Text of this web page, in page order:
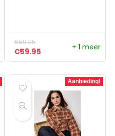
€59.95
Oorspronkelijke prijs
€59.95 Huidige prijs is:
+ 1 meer
Aanbieding!